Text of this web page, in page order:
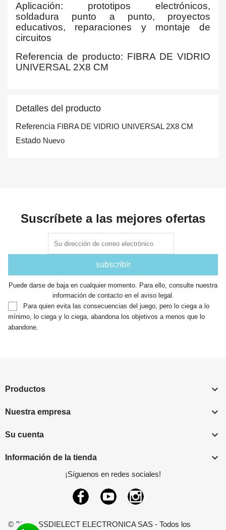
Aplicación: prototipos electrónicos,
soldadura punto a punto, proyectos
educativos, reparaciones y montaje de
circuitos
Referencia de producto: FIBRA DE VIDRIO
UNIVERSAL 2X8 CM
Detalles del producto
Referencia FIBRA DE VIDRIO UNIVERSAL 2X8 CM
Estado Nuevo
Suscríbete a las mejores ofertas
Puede darse de baja en cualquier momento. Para ello, consulte nuestra
información de contacto en el aviso legal.
Para quien evita las consecuencias del juego, pero lo ciega a lo
mínimo, lo ciega y lo ciega, abandona los objetivos a menos que lo
abandone.
Productos 
Nuestra empresa 
Su cuenta 
Información de la tienda 
¡Síguenos en redes sociales!
FacebookYouTube
© 2026 - SSDIELECT ELECTRONICA SAS - Todos los